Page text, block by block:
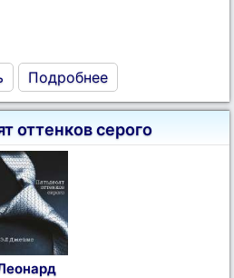
Подробнее
оттенков серого